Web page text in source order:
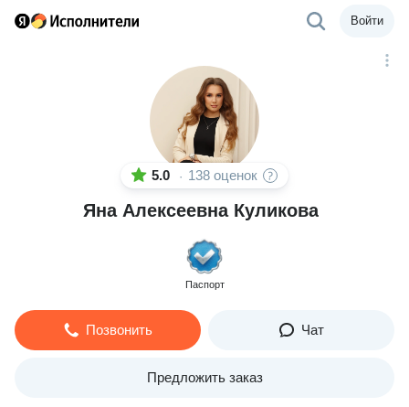
Войти
5.0 · 138 оценок
Яна Алексеевна Куликова
Паспорт
Позвонить Чат
Предложить заказ